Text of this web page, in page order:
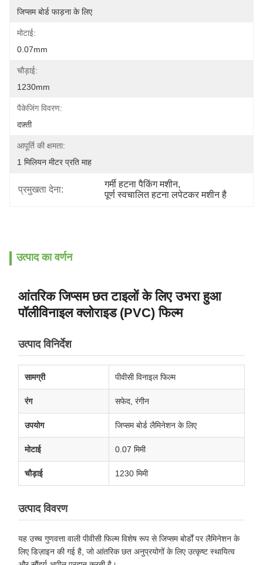
जिप्सम बोर्ड फाड़ना के लिए
मोटाई:
0.07mm
चौड़ाई:
1230mm
पैकेजिंग विवरण:
दफ़्ती
आपूर्ति की क्षमता:
1 मिलियन मीटर प्रति माह
प्रमुखता देना:
गर्मी हटना पैकिंग मशीन,
पूर्ण स्वचालित हटना लपेटकर मशीन है
उत्पाद का वर्णन
आंतरिक जिप्सम छत टाइलों के लिए उभरा हुआ
पॉलीविनाइल क्लोराइड (PVC) फिल्म
उत्पाद विनिर्देश
सामग्री पीवीसी विनाइल फिल्म
रंग सफेद, रंगीन
उपयोग जिप्सम बोर्ड लैमिनेशन के लिए
मोटाई 0.07 मिमी
चौड़ाई 1230 मिमी
उत्पाद विवरण
यह उच्च गुणवत्ता वाली पीवीसी फिल्म विशेष रूप से जिप्सम बोर्डों पर लैमिनेशन के
लिए डिज़ाइन की गई है, जो आंतरिक छत अनुप्रयोगों के लिए उत्कृष्ट स्थायित्व